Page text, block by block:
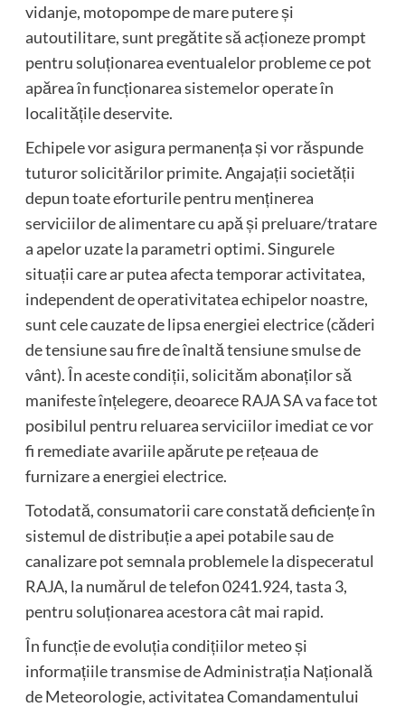
vidanje, motopompe de mare putere și
autoutilitare, sunt pregătite să acționeze prompt
pentru soluționarea eventualelor probleme ce pot
apărea în funcționarea sistemelor operate în
localitățile deservite.
Echipele vor asigura permanența și vor răspunde
tuturor solicitărilor primite. Angajații societății
depun toate eforturile pentru menținerea
serviciilor de alimentare cu apă și preluare/tratare
a apelor uzate la parametri optimi. Singurele
situații care ar putea afecta temporar activitatea,
independent de operativitatea echipelor noastre,
sunt cele cauzate de lipsa energiei electrice (căderi
de tensiune sau fire de înaltă tensiune smulse de
vânt). În aceste condiții, solicităm abonaților să
manifeste înțelegere, deoarece RAJA SA va face tot
posibilul pentru reluarea serviciilor imediat ce vor
fi remediate avariile apărute pe rețeaua de
furnizare a energiei electrice.
Totodată, consumatorii care constată deficiențe în
sistemul de distribuție a apei potabile sau de
canalizare pot semnala problemele la dispeceratul
RAJA, la numărul de telefon 0241.924, tasta 3,
pentru soluționarea acestora cât mai rapid.
În funcție de evoluția condițiilor meteo și
informațiile transmise de Administrația Națională
de Meteorologie, activitatea Comandamentului